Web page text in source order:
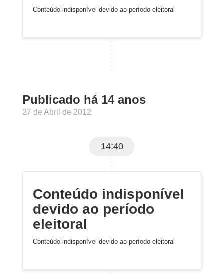
Conteúdo indisponível devido ao período eleitoral
Publicado há 14 anos
27 de Abril de 2012
14:40
Conteúdo indisponível
devido ao período
eleitoral
Conteúdo indisponível devido ao período eleitoral